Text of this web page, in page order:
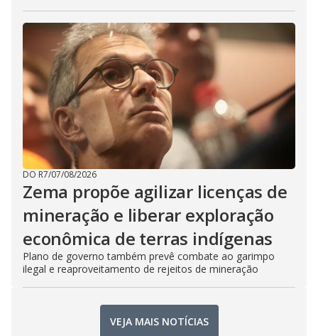
DO R7/07/08/2026
Zema propõe agilizar licenças de
mineração e liberar exploração
econômica de terras indígenas
Plano de governo também prevê combate ao garimpo
ilegal e reaproveitamento de rejeitos de mineração
VEJA MAIS NOTÍCIAS